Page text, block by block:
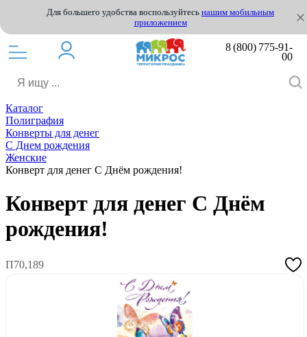
Для большего удобства воспользуйтесь нашим мобильным
приложением
8 (800) 775-91-
00
Каталог
Полиграфия
Конверты для денег
С Днем рождения
Женские
Конверт для денег С Днём рождения!
Конверт для денег С Днём
рождения!
П70,189